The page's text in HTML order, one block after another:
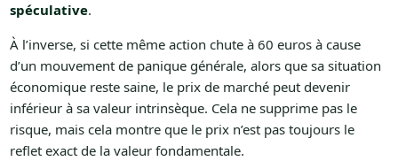
spéculative.
À l’inverse, si cette même action chute à 60 euros à cause
d’un mouvement de panique générale, alors que sa situation
économique reste saine, le prix de marché peut devenir
inférieur à sa valeur intrinsèque. Cela ne supprime pas le
risque, mais cela montre que le prix n’est pas toujours le
reflet exact de la valeur fondamentale.